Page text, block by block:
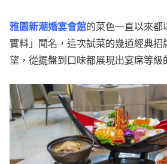
雅園新潮婚宴會館的菜色一直以來都
實料」聞名，這次試菜的幾道經典招
望，從擺盤到口味都展現出宴席等級